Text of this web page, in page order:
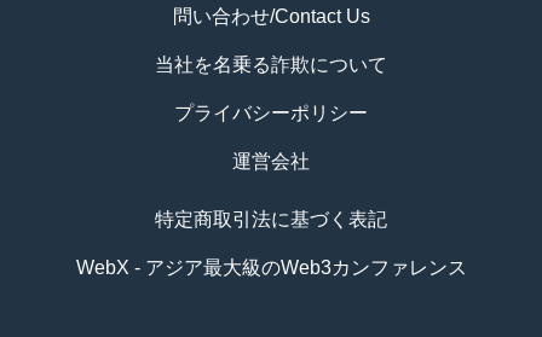
問い合わせ/Contact Us
当社を名乗る詐欺について
プライバシーポリシー
運営会社
特定商取引法に基づく表記
WebX - アジア最大級のWeb3カンファレンス